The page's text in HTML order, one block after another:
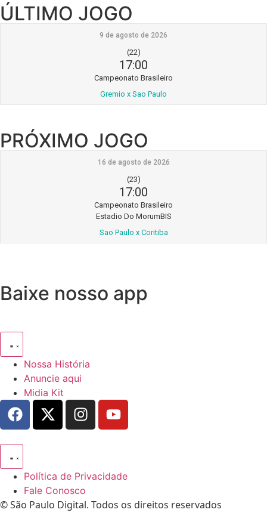
ÚLTIMO JOGO
9 de agosto de 2026
(22)
17:00
Campeonato Brasileiro
Gremio x Sao Paulo
PRÓXIMO JOGO
16 de agosto de 2026
(23)
17:00
Campeonato Brasileiro
Estadio Do MorumBIS
Sao Paulo x Coritiba
Baixe nosso app
Nossa História
Anuncie aqui
Midia Kit
Política de Privacidade
Fale Conosco
© São Paulo Digital. Todos os direitos reservados